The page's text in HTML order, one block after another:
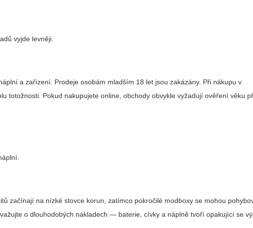
vyjde levněji.
a zařízení. Prodeje osobám mladším 18 let jsou zakázány. Při nákupu v
totožnosti. Pokud nakupujete online, obchody obvykle vyžadují ověření věku
začínají na nízké stovce korun, zatímco pokročilé modboxy se mohou
o dlouhodobých nákladech — baterie, cívky a náplně tvoří opakující se